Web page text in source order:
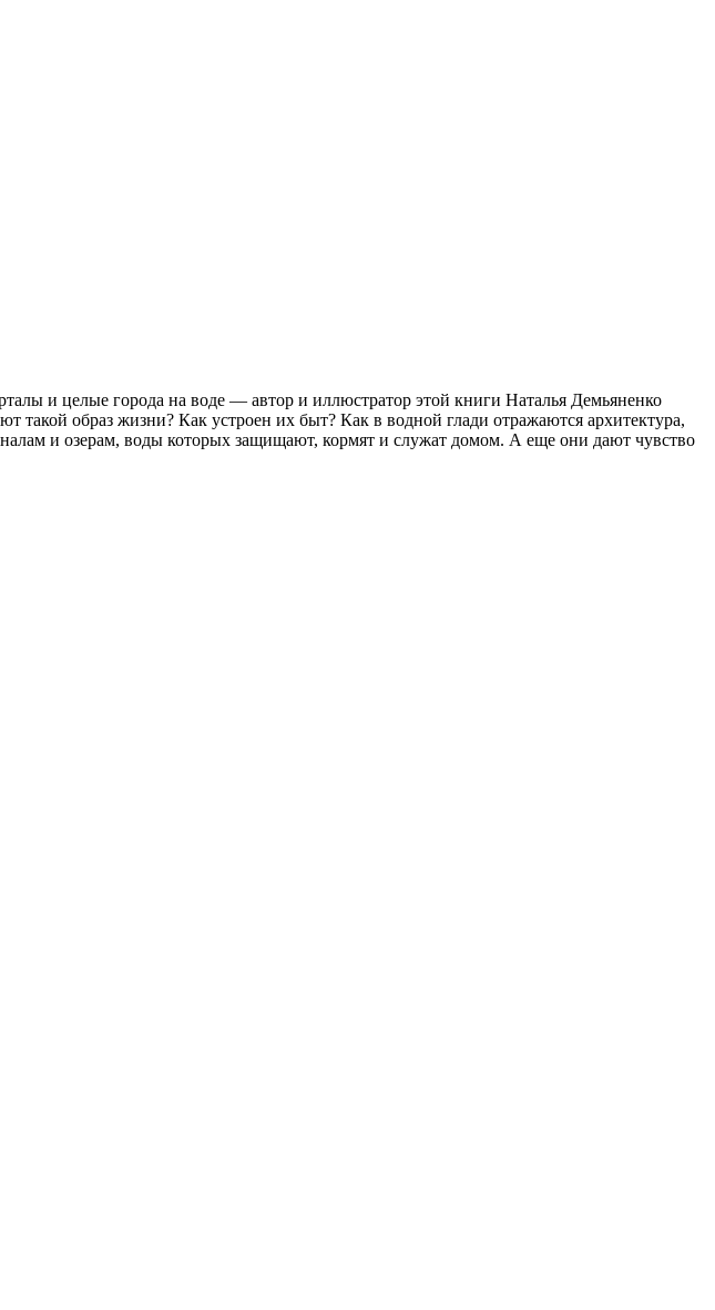
и целые города на воде — автор и иллюстратор этой книги Наталья Демьяненко
образ жизни? Как устроен их быт? Как в водной глади отражаются архитектура,
и озерам, воды которых защищают, кормят и служат домом. А еще они дают чувство